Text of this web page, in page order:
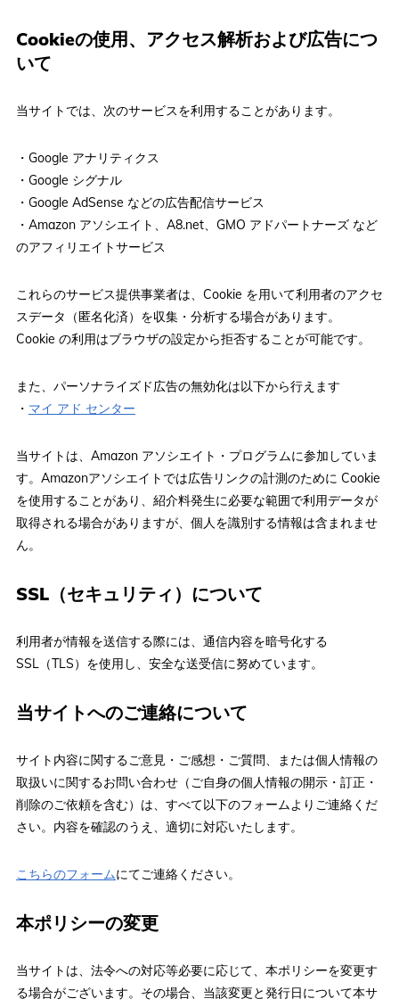
Cookieの使用、アクセス解析および広告につ
いて
当サイトでは、次のサービスを利用することがあります。
・Google アナリティクス
・Google シグナル
・Google AdSense などの広告配信サービス
・Amazon アソシエイト、A8.net、GMO アドパートナーズ など
のアフィリエイトサービス
これらのサービス提供事業者は、Cookie を用いて利用者のアクセ
スデータ（匿名化済）を収集・分析する場合があります。
Cookie の利用はブラウザの設定から拒否することが可能です。
また、パーソナライズド広告の無効化は以下から行えます
・ マイ アド センター
当サイトは、Amazon アソシエイト・プログラムに参加していま
す。Amazonアソシエイトでは広告リンクの計測のために Cookie
を使用することがあり、紹介料発生に必要な範囲で利用データが
取得される場合がありますが、個人を識別する情報は含まれませ
ん。
SSL（セキュリティ）について
利用者が情報を送信する際には、通信内容を暗号化する
SSL（TLS）を使用し、安全な送受信に努めています。
当サイトへのご連絡について
サイト内容に関するご意見・ご感想・ご質問、または個人情報の
取扱いに関するお問い合わせ（ご自身の個人情報の開示・訂正・
削除のご依頼を含む）は、すべて以下のフォームよりご連絡くだ
さい。内容を確認のうえ、適切に対応いたします。
こちらのフォームにてご連絡ください。
本ポリシーの変更
当サイトは、法令への対応等必要に応じて、本ポリシーを変更す
る場合がございます。その場合、当該変更と発行日について本サ